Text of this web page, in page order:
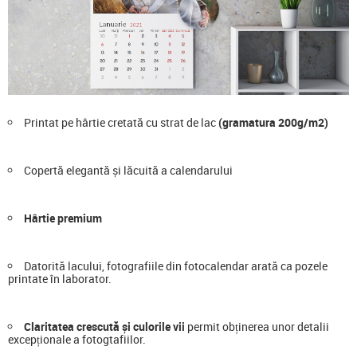
Printat pe hârtie cretată cu strat de lac(gramatura 200g/m2)
Copertă elegantă și lăcuită a calendarului
Hârtie premium
Datorită lacului, fotografiile din fotocalendar arată ca pozele
printate în laborator.
Claritatea crescută și culorile vii permit obținerea unor detalii
excepționale a fotogtafiilor.